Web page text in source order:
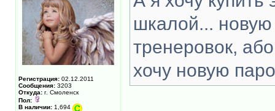
Регистрация: 02.12.2011
Сообщения: 3203
Откуда: г. Смоленск
Пол:
В наличии: 1,694
шкалой...
тренеровок,
хочу новую